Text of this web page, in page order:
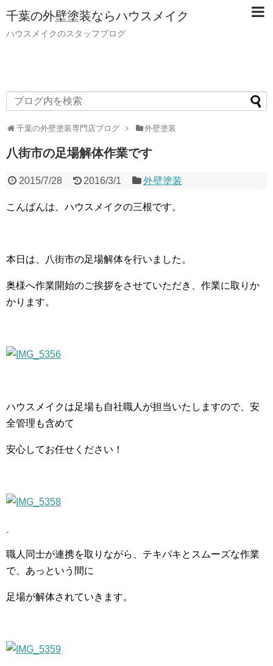
千葉の外壁塗装ならハウスメイク
ハウスメイクのスタッフブログ
千葉の外壁塗装専門店ブログ 外壁塗装
八街市の足場解体作業です
2015/7/28 2016/3/1 外壁塗装
こんばんは、ハウスメイクの三根です。
本日は、八街市の足場解体を行いました。
奥様へ作業開始のご挨拶をさせていただき、作業に取りか
かります。
ハウスメイクは足場も自社職人が担当いたしますので、安
全管理も含めて
安心してお任せください！
職人同士が連携を取りながら、テキパキとスムーズな作業
で、あっという間に
足場が解体されていきます。